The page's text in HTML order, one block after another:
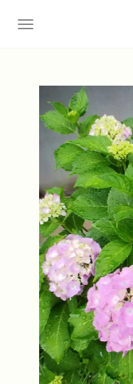
ナビゲーション切り替え